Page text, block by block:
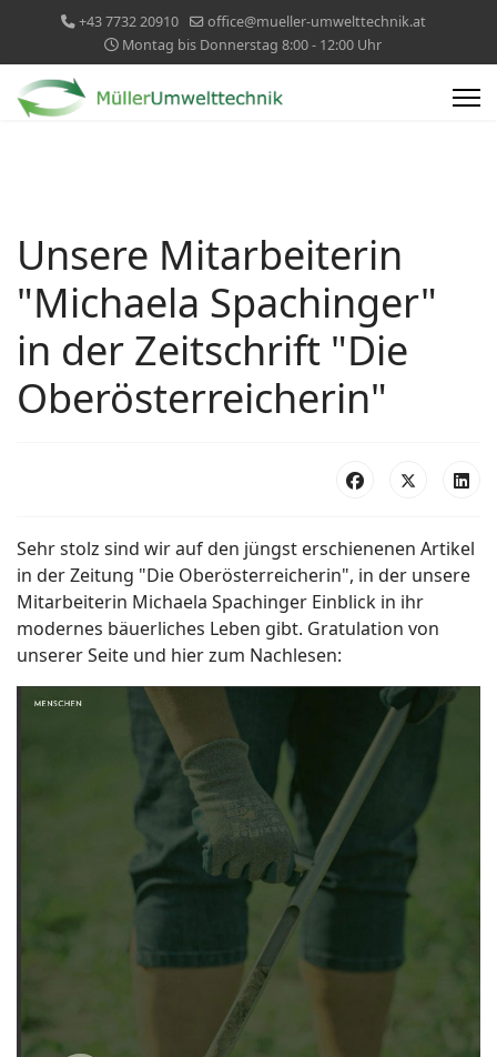
+43 7732 20910
office@mueller-umwelttechnik.at
Montag bis Donnerstag 8:00 - 12:00 Uhr
Unsere Mitarbeiterin
"Michaela Spachinger"
in der Zeitschrift "Die
Oberösterreicherin"
Sehr stolz sind wir auf den jüngst erschienenen Artikel
in der Zeitung "Die Oberösterreicherin", in der unsere
Mitarbeiterin Michaela Spachinger Einblick in ihr
modernes bäuerliches Leben gibt. Gratulation von
unserer Seite und hier zum Nachlesen: